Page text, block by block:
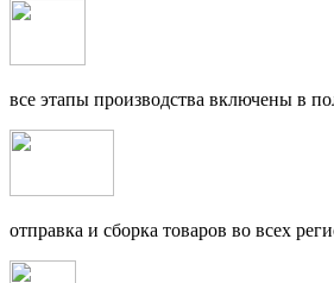
все этапы производства включены в
отправка и сборка товаров во всех